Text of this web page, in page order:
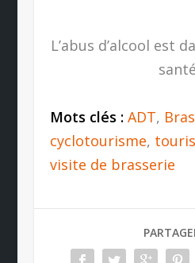
L’abus d’alcool est
santé
Mots clés : ADT,
cyclotourisme,
visite de brasserie